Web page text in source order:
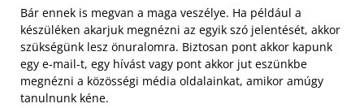
Bár ennek is megvan a maga veszélye. Ha például a
készüléken akarjuk megnézni az egyik szó jelentését, akkor
szükségünk lesz önuralomra. Biztosan pont akkor kapunk
egy e-mail-t, egy hívást vagy pont akkor jut eszünkbe
megnézni a közösségi média oldalainkat, amikor amúgy
tanulnunk kéne.